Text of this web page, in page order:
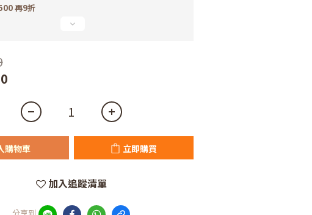
再9折
購物車 立即購買
加入追蹤清單
分享到